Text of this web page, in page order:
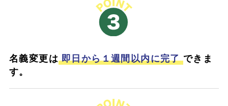
名義変更は 即日から１週間以内に完了 できま
す。